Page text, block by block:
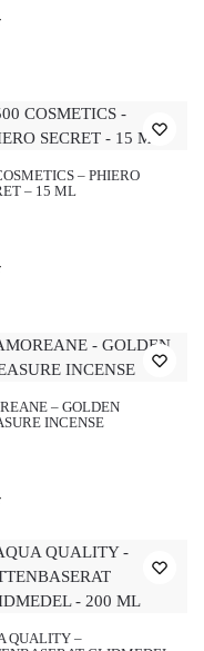
– PHIERO
– 15 ML
– GOLDEN
INCENSE
QUALITY –